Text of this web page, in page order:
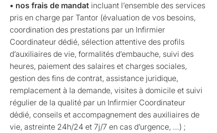
• nos frais de mandat incluant l’ensemble des services
pris en charge par Tantor (évaluation de vos besoins,
coordination des prestations par un Infirmier
Coordinateur dédié, sélection attentive des profils
d’auxiliaires de vie, formalités d’embauche, suivi des
heures, paiement des salaires et charges sociales,
gestion des fins de contrat, assistance juridique,
remplacement à la demande, visites à domicile et suivi
régulier de la qualité par un Infirmier Coordinateur
dédié, conseils et accompagnement des auxiliaires de
vie, astreinte 24h/24 et 7j/7 en cas d’urgence, …) ;